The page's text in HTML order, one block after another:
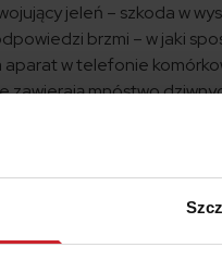
jeleń – szkoda w
brzmi – w jaki
w telefonie
zawierają mnóstwo
dowody zwierzęcych